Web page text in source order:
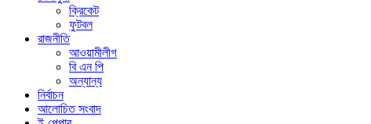
ক্রিকেট
ফুটবল
রাজনীতি
আওয়ামীলীগ
বি এন পি
অন্যান্য
নির্বাচন
আলোচিত সংবাদ